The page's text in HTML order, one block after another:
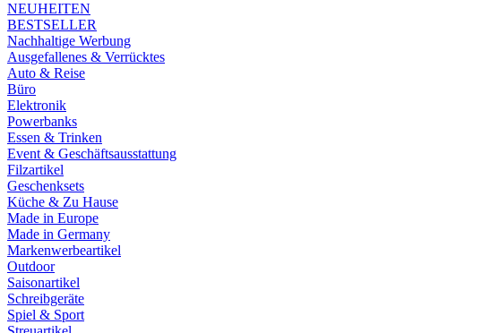
NEUHEITEN
BESTSELLER
Nachhaltige Werbung
Ausgefallenes & Verrücktes
Auto & Reise
Büro
Elektronik
Powerbanks
Essen & Trinken
Event & Geschäftsausstattung
Filzartikel
Geschenksets
Küche & Zu Hause
Made in Europe
Made in Germany
Markenwerbeartikel
Outdoor
Saisonartikel
Schreibgeräte
Spiel & Sport